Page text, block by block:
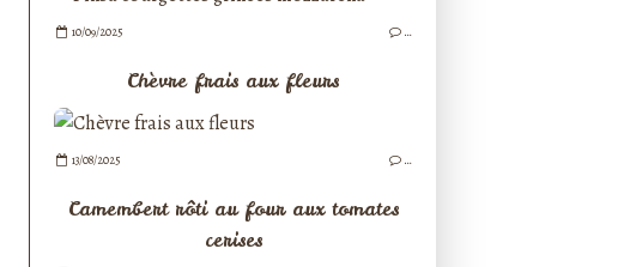
10/09/2025 …
Chèvre frais aux fleurs
13/08/2025 …
Camembert rôti au four aux tomates
cerises